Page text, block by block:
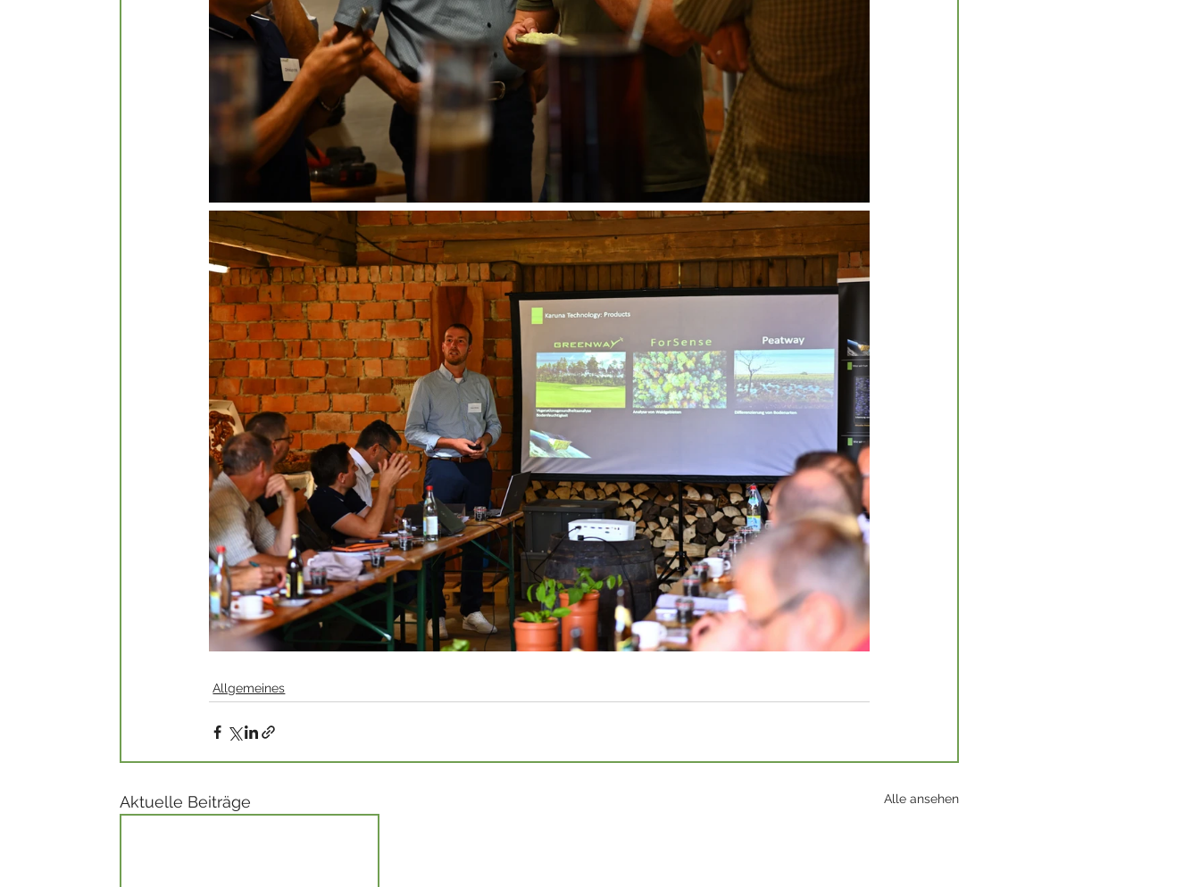
Allgemeines
Aktuelle Beiträge Alle ansehen